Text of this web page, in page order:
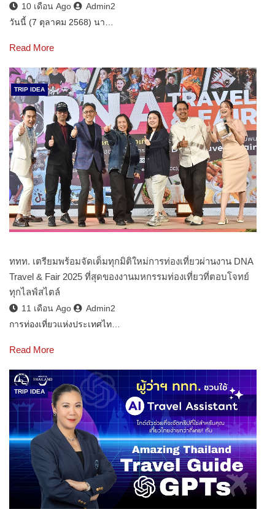
10 เดือน Ago
Admin2
วันนี้ (7 ตุลาคม 2568) นา…
Read More
TRIP IDEA
ททท. เตรียมพร้อมจัดเต็มทุกมิติใหม่การท่องเที่ยวผ่านงาน DNA
Travel & Fair 2025 ที่สุดของงานมหกรรมท่องเที่ยวที่ตอบโจทย์
ทุกไลฟ์สไตล์
11 เดือน Ago
Admin2
การท่องเที่ยวแห่งประเทศไท…
Read More
TRIP IDEA